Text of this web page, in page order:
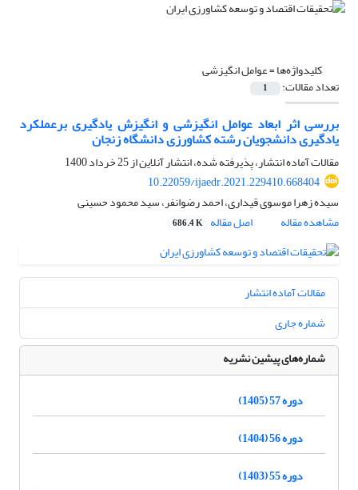
کلیدواژه‌ها =عوامل انگیزشی
تعداد مقالات: 1
بررسی اثر ابعاد عوامل انگیزشی و انگیزش یادگیری برعملکرد
یادگیری دانشجویان رشته کشاورزی دانشگاه زنجان
مقالات آماده انتشار، پذیرفته شده، انتشار آنلاین از25 خرداد 1400
10.22059/ijaedr.2021.229410.668404
سیده زهرا موسوی قیداری، احمد رضوانفر، سید محمود حسینی
مشاهده مقاله
اصل مقاله 686.4 K
مقالات آماده انتشار
شماره جاری
شماره‌های پیشین نشریه
دوره 57 (1405)
دوره 56 (1404)
دوره 55 (1403)